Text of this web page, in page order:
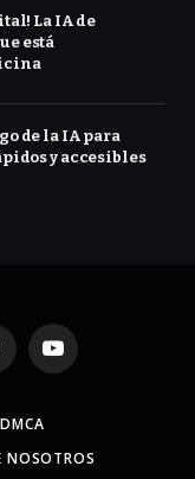
La IA de
está
de la IA para
y accesibles
YouTube
DMCA
NOSOTROS